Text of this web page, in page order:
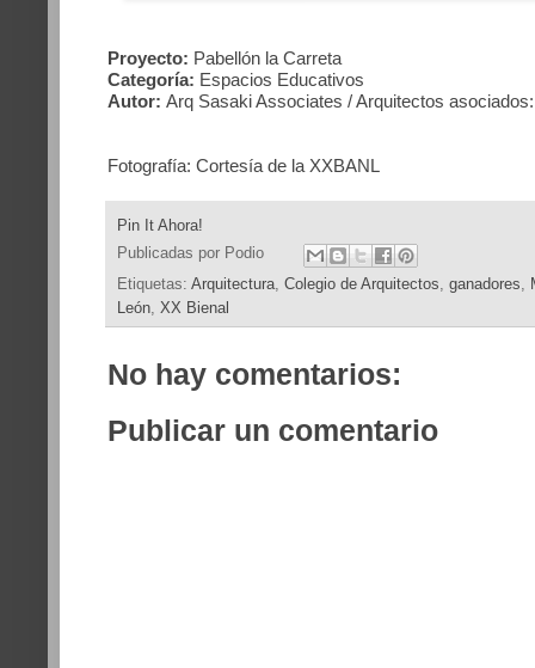
Proyecto: Pabellón la Carreta
Categoría: Espacios Educativos
Autor: Arq Sasaki Associates / Arquitectos
Fotografía: Cortesía de la XXBANL
Pin It Ahora!
Publicadas por Podio
Etiquetas: Arquitectura Colegio de Arquitectos ganadores
León XX Bienal
No hay comentarios:
Publicar un comentario